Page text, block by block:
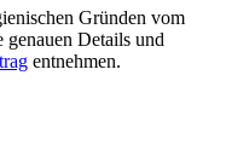
Gründen vom
genauen Details und
entnehmen.